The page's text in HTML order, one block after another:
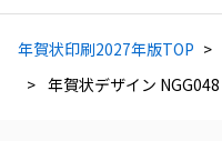
年賀状印刷2027年版TOP
年賀状デザイン NGG048